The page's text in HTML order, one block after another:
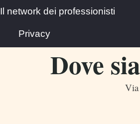
Il network dei professionisti
Privacy
Dove